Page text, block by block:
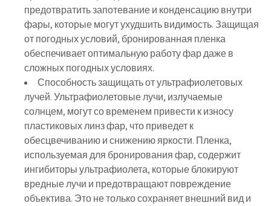
предотвратить запотевание и конденсацию внутри
фары, которые могут ухудшить видимость. Защищая
от погодных условий, бронированная пленка
обеспечивает оптимальную работу фар даже в
сложных погодных условиях.
Способность защищать от ультрафиолетовых
лучей. Ультрафиолетовые лучи, излучаемые
солнцем, могут со временем привести к износу
пластиковых линз фар, что приведет к
обесцвечиванию и снижению яркости. Пленка,
используемая для бронирования фар, содержит
ингибиторы ультрафиолета, которые блокируют
вредные лучи и предотвращают повреждение
объектива. Это не только сохраняет внешний вид и